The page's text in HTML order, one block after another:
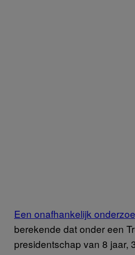
Een onafhankelijk
berekende dat onder een
presidentschap van 8 jaar,